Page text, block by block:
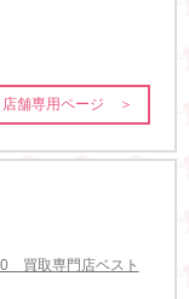
店舗専用ページ ＞
買取専門店ベスト